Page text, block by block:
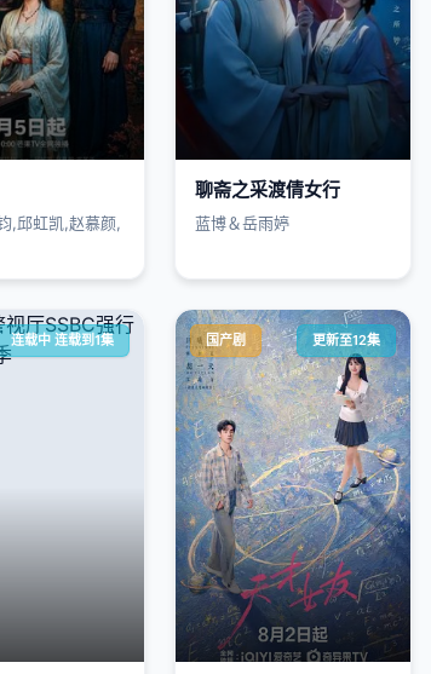
,邱虹凯,赵慕颜,
聊斋之采渡倩女行
蓝博＆岳雨婷
连载中 连载到1集 国产剧 更新至12集